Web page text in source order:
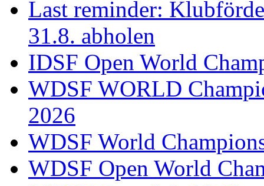
Last reminder:
31.8. abholen
IDSF Open World
WDSF WORLD
2026
WDSF World
WDSF Open World